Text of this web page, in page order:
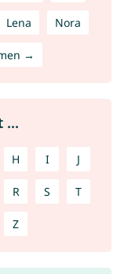
Lena Nora
→
...
H I J
R S T
Z